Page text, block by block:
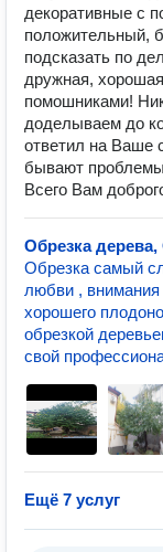
декоративные с
положительный,
подсказать по
дружная,
помошниками!
доделываем до
ответил на Ваше
бывают проблемы
Всего Вам
Обрезка
Обрезка самый
любви , внимания
хорошего
обрезкой
свой
Ещё 7 услуг